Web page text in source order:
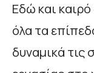
Εδώ και
όλα τα
δυναμικά τις